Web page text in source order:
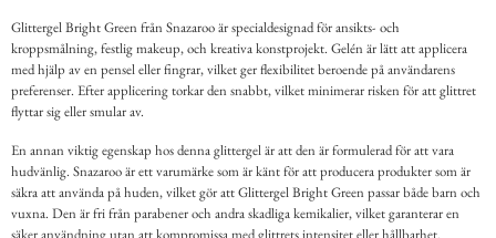
Glittergel Bright Green från Snazaroo är specialdesignad för ansikts- och
kroppsmålning, festlig makeup, och kreativa konstprojekt. Gelén är lätt att applicera
med hjälp av en pensel eller fingrar, vilket ger flexibilitet beroende på användarens
preferenser. Efter applicering torkar den snabbt, vilket minimerar risken för att glittret
flyttar sig eller smular av.
En annan viktig egenskap hos denna glittergel är att den är formulerad för att vara
hudvänlig. Snazaroo är ett varumärke som är känt för att producera produkter som är
säkra att använda på huden, vilket gör att Glittergel Bright Green passar både barn och
vuxna. Den är fri från parabener och andra skadliga kemikalier, vilket garanterar en